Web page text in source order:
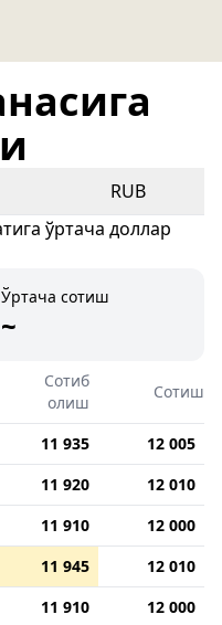
RUB
ўртача доллар
Ўртача сотиш
~
Сотиб
олиш
Сотиш
11 935
12 005
11 920
12 010
11 910
12 000
11 945
12 010
11 910
12 000